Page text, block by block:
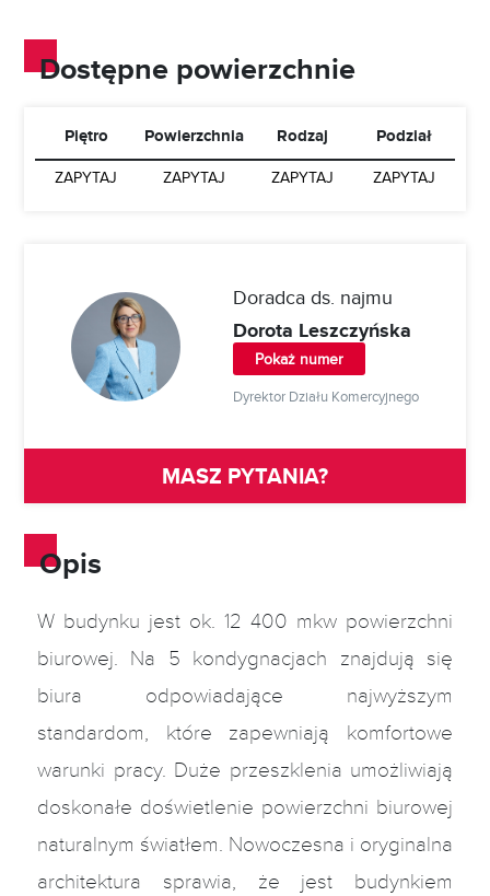
Dostępne powierzchnie
Piętro Powierzchnia Rodzaj Podział
ZAPYTAJ ZAPYTAJ ZAPYTAJ ZAPYTAJ
Doradca ds. najmu
Dorota Leszczyńska
Pokaż numer
Dyrektor Działu Komercyjnego
MASZ PYTANIA?
Opis
W budynku jest ok. 12 400 mkw powierzchni
biurowej. Na 5 kondygnacjach znajdują się
biura odpowiadające najwyższym
standardom, które zapewniają komfortowe
warunki pracy. Duże przeszklenia umożliwiają
doskonałe doświetlenie powierzchni biurowej
naturalnym światłem. Nowoczesna i oryginalna
architektura sprawia, że jest budynkiem